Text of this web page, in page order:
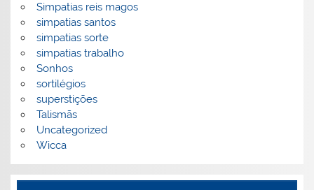
Simpatias reis magos
simpatias santos
simpatias sorte
simpatias trabalho
Sonhos
sortilégios
superstições
Talismãs
Uncategorized
Wicca